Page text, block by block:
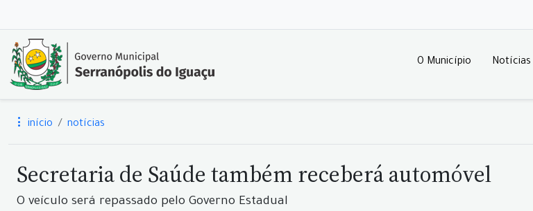
O Município Notícias
início notícias
Secretaria de Saúde também receberá automóvel
O veículo será repassado pelo Governo Estadual